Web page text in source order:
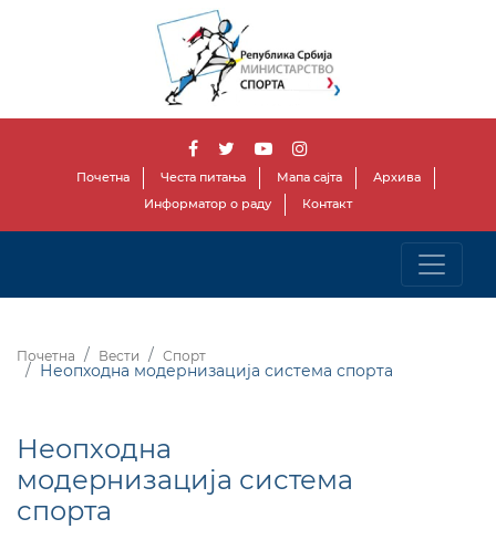
Почетна Честа питања Мапа сајта
Архива
Информатор о раду
Контакт
Почетна Вести Спорт
Неопходна модернизација система спорта
Неопходна
модернизација система
спорта